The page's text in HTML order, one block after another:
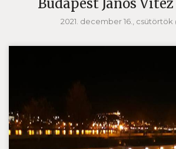
Budapest János
2021. december 16., csütörtök